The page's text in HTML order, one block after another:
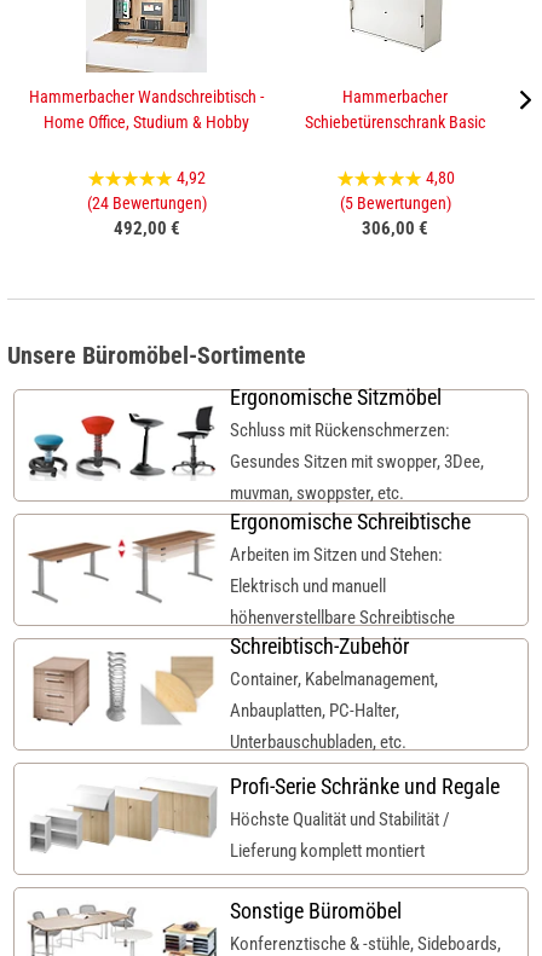
Hammerbacher Wandschreibtisch -
Home Office, Studium & Hobby
4,92
(24 Bewertungen)
492,00 €
Hammerbacher
Schiebetürenschrank Basic
4,80
(5 Bewertungen)
306,00 €
Unsere Büromöbel-Sortimente
Ergonomische Sitzmöbel
Schluss mit Rückenschmerzen:
Gesundes Sitzen mit swopper, 3Dee,
muvman, swoppster, etc.
Ergonomische Schreibtische
Arbeiten im Sitzen und Stehen:
Elektrisch und manuell
höhenverstellbare Schreibtische
Schreibtisch-Zubehör
Container, Kabelmanagement,
Anbauplatten, PC-Halter,
Unterbauschubladen, etc.
Profi-Serie Schränke und Regale
Höchste Qualität und Stabilität /
Lieferung komplett montiert
Sonstige Büromöbel
Konferenztische & -stühle, Sideboards,